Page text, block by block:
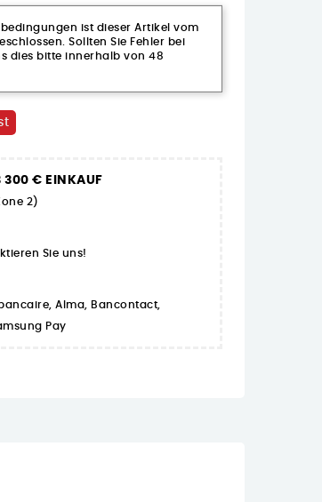
ist dieser Artikel vom
Sollten Sie Fehler bei
dies bitte innerhalb von 48
300 € EINKAUF
2)
Sie uns!
Alma, Bancontact,
Pay